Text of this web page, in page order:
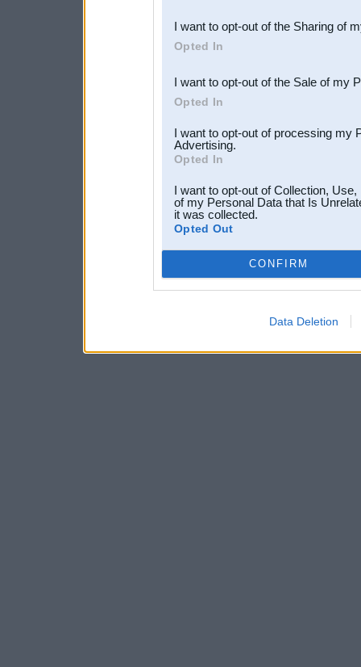
Downstream Participants
third parties.
I want to opt-out of the Sharing of
Opted In
I want to opt-out of the Sale of my
Opted In
I want to opt-out of processing my
Advertising.
Opted In
I want to opt-out of Collection,
of my Personal Data that Is
it was collected.
Opted Out
CONFIRM
Data Deletion